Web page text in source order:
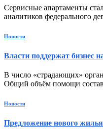
Сервисные апартаменты
аналитиков федерального
Новости
Власти поддержат бизнес
В число «страдающих»
Общий объём помощи
Новости
Предложение нового